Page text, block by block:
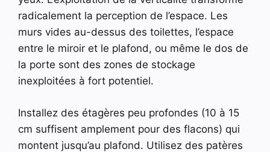
radicalement la perception de l’espace. Les
murs vides au-dessus des toilettes, l’espace
entre le miroir et le plafond, ou même le dos de
la porte sont des zones de stockage
inexploitées à fort potentiel.
Installez des étagères peu profondes (10 à 15
cm suffisent amplement pour des flacons) qui
montent jusqu’au plafond. Utilisez des patères